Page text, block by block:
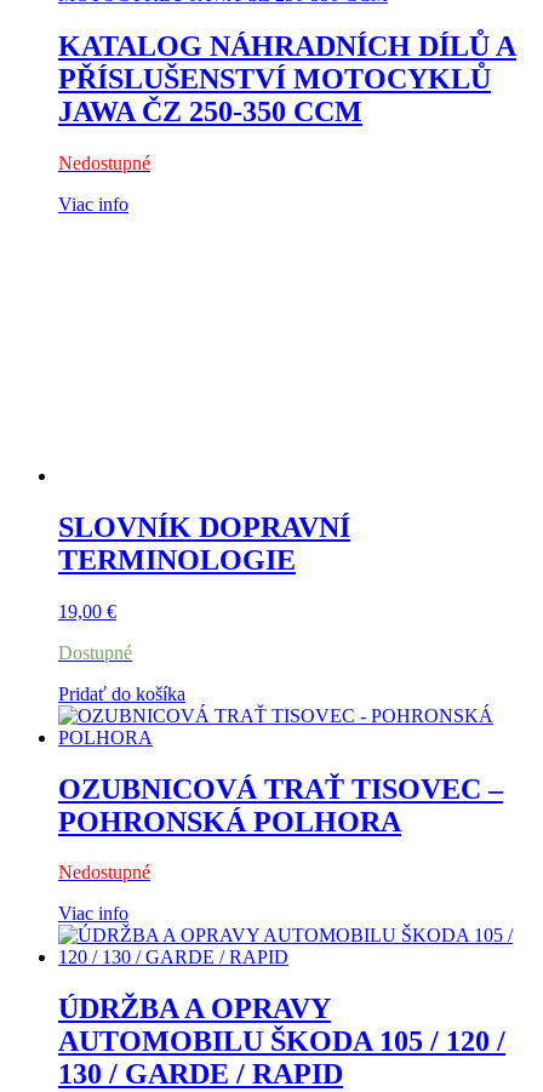
KATALOG NÁHRADNÍCH DÍLŮ A
PŘÍSLUŠENSTVÍ MOTOCYKLŮ
JAWA ČZ 250-350 CCM
Nedostupné
Viac info
SLOVNÍK DOPRAVNÍ
TERMINOLOGIE
19,00 €
Dostupné
Pridať do košíka
OZUBNICOVÁ TRAŤ TISOVEC –
POHRONSKÁ POLHORA
Nedostupné
Viac info
ÚDRŽBA A OPRAVY
AUTOMOBILU ŠKODA 105 / 120 /
130 / GARDE / RAPID